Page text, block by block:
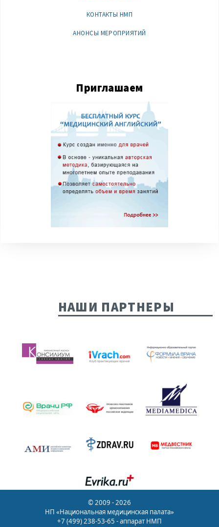
КОНТАКТЫ НМП
АНОНСЫ МЕРОПРИЯТИЙ
Приглашаем
НАШИ ПАРТНЕРЫ
© 2009 - 2026
НП «Национальная медицинская палата»
+7 (499) 238-53-65 - аппарат НМП